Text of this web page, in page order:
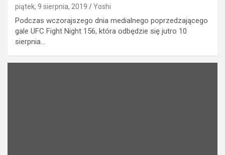
piątek, 9 sierpnia, 2019 Yoshi
Podczas wczorajszego dnia medialnego poprzedzającego
gale UFC Fight Night 156, która odbędzie się jutro 10
sierpnia…